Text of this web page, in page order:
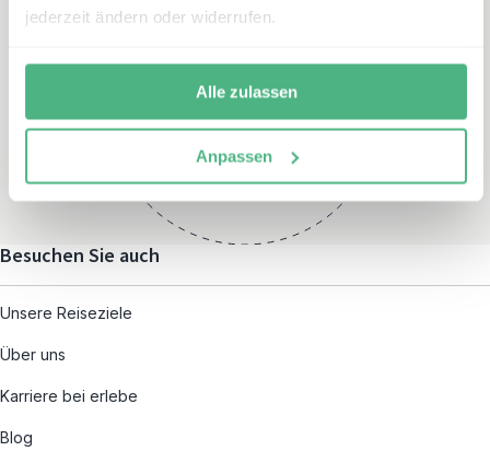
jederzeit ändern oder widerrufen.
Alle zulassen
Anpassen
Montag – Freitag:
und nach individueller
Terminvereinbarung
Besuchen Sie auch
Unsere Reiseziele
Über uns
Karriere bei erlebe
Blog